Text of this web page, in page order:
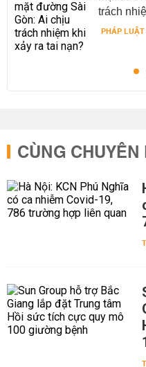
trách
PHÁP LUẬT
CÙNG